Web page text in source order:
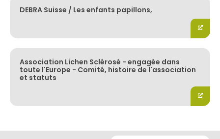
DEBRA Suisse / Les enfants papillons,
Association Lichen Sclérosé - engagée dans
toute l'Europe - Comité, histoire de l'association
et statuts